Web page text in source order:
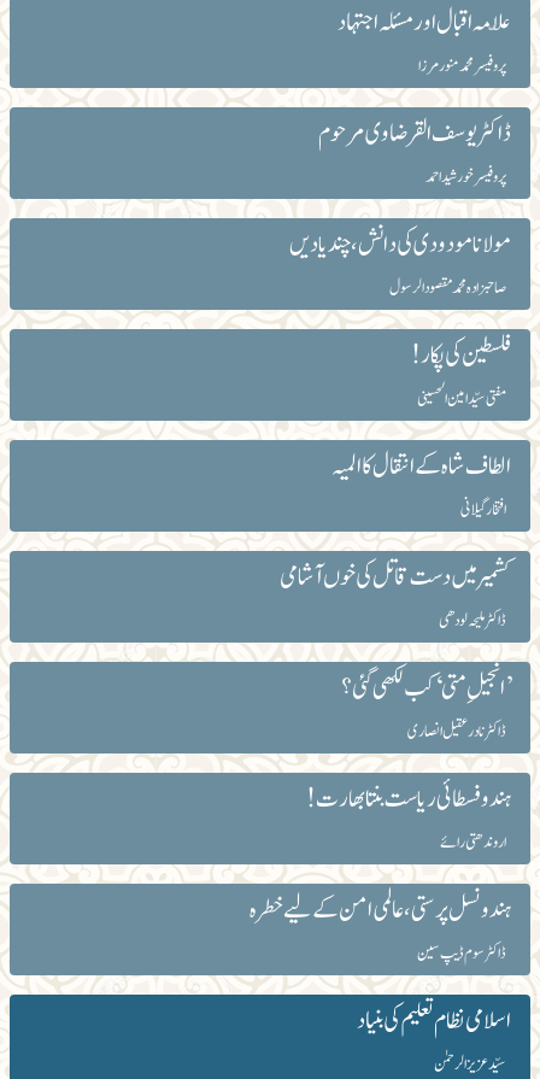
علّامہ اقبال اور مسئلہ اجتہاد
پروفیسر محمد منور مرزا
ڈاکٹر یوسف القرضاوی مرحوم
پروفیسر خورشید احمد
مولانا مودودی کی دانش،چند یادیں
صاحبزادہ محمد مقصود الرسول
فلسطین کی پکار!
مفتی سیّد امین الحسینی
الطاف شاہ کے انتقال کا المیہ
افتخار گیلانی
کشمیر میں دست قاتل کی خوں آشامی
ڈاکٹر ملیحہ لودھی
’انجیلِ متی‘ کب لکھی گئی؟
ڈاکٹر نادر عقیل انصاری
ہندو فسطائی ریاست بنتا بھارت!
اروندھتی رائے
ہندو نسل پرستی ،عالمی امن کے لیے خطرہ
ڈاکٹر سوم ڈیپ سین
اسلامی نظام تعلیم کی بنیاد
سیّد عزیز الرحمٰن